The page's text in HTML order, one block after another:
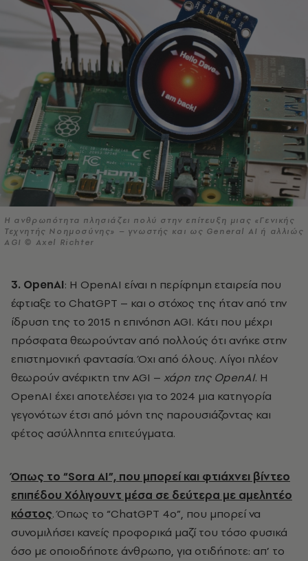
H ανθρωπότητα πλησιάζει πολύ στην επίτευξη μιας «Γενικής
Τεχνητής Νοημοσύνης» – γνωστής και ως General AI ή αλλιώς
AGI © Axel Richter
3. OpenAI: Η OpenAI είναι η περίφημη εταιρεία που
έφτιαξε το ChatGPT – και ο στόχος της ήταν από την
ίδρυση της το 2015 η επινόηση AGI. Κάτι που μέχρι
πρόσφατα θεωρούνταν από πολλούς ότι ανήκε στην
επιστημονική φαντασία. Όχι από όλους. Λίγοι πλέον
θεωρούν ανέφικτη την AGI – χάρη της OpenAI. Η
OpenAI έχει αποτελέσει για το 2024 μια κατηγορία
γεγονότων έτσι από μόνη της παρουσιάζοντας και
φέτος ασύλληπτα επιτεύγματα.
Όπως το “Sora ΑΙ”, που μπορεί και φτιάχνει βίντεο
επιπέδου Χόλιγουντ μέσα σε δεύτερα με αμελητέο
κόστος. Όπως το “ChatGPT 4o”, που μπορεί να
συνομιλήσει κανείς προφορικά μαζί του τόσο φυσικά
όσο με οποιοδήποτε άνθρωπο, για οτιδήποτε: απ’ το